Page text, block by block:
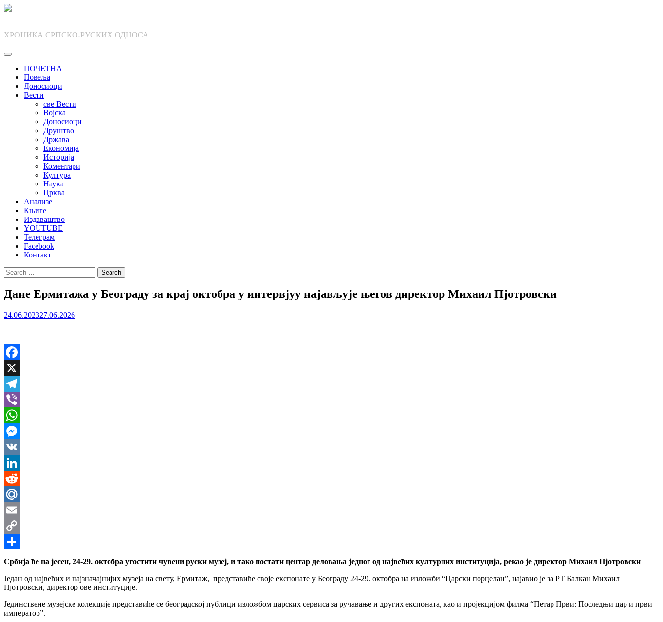
Skip
ХРОНИКА СРПСКО-РУСКИХ ОДНОСА
ПОЧЕТНА
Повеља
Доносиоци
Вести
све Вести
Војска
Доносиоци
Друштво
Држава
Економија
Историја
Коментари
Култура
Наука
Црква
Анализе
Књиге
Издаваштво
YOUTUBE
Телеграм
Facebook
Контакт
Search
for:
Дане Ермитажа у Београду за крај октобра у интервјуу најављује његов директор Михаил Пјотровски
24.06.202327.06.2026
Facebook
X
Telegram
Viber
WhatsApp
Messenger
VK
LinkedIn
Reddit
Mail.Ru
Email
Copy
Link
Share
Србија ће на јесен, 24-29. октобра угостити чувени руски музеј, и тако постати центар деловања једног од највећих културних институција, рекао је директор Михаил Пјотровски
Један од највећих и најзначајнијих музеја на свету, Ермитаж, представиће своје експонате у Београду 24-29. октобра на изложби “Царски порцелан”, најавио је за РТ Балкан Михаил
Пјотровски, директор ове институције.
Јединствене музејске колекције представиће се београдској публици изложбом царских сервиса за ручавање и других експоната, као и пројекцијом филма “Петар Први: Последњи цар и први
император”.